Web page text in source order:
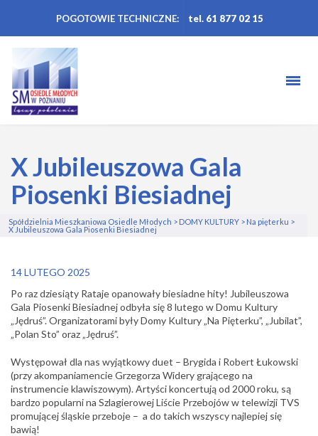
POGOTOWIE TECHNICZNE: tel. 61 877 02 15
X Jubileuszowa Gala
Piosenki Biesiadnej
Spółdzielnia Mieszkaniowa Osiedle Młodych > DOMY KULTURY > Na pięterku >
X Jubileuszowa Gala Piosenki Biesiadnej
14 LUTEGO 2025
Po raz dziesiąty Rataje opanowały biesiadne hity! Jubileuszowa
Gala Piosenki Biesiadnej odbyła się 8 lutego w Domu Kultury
„Jędruś”. Organizatorami były Domy Kultury „Na Pięterku”, „Jubilat”,
„Polan Sto” oraz „Jędruś”.
Występował dla nas wyjątkowy duet – Brygida i Robert Łukowski
(przy akompaniamencie Grzegorza Widery grającego na
instrumencie klawiszowym). Artyści koncertują od 2000 roku, są
bardzo popularni na Szlagierowej Liście Przebojów w telewizji TVS
promującej śląskie przeboje – a do takich wszyscy najlepiej się
bawią!